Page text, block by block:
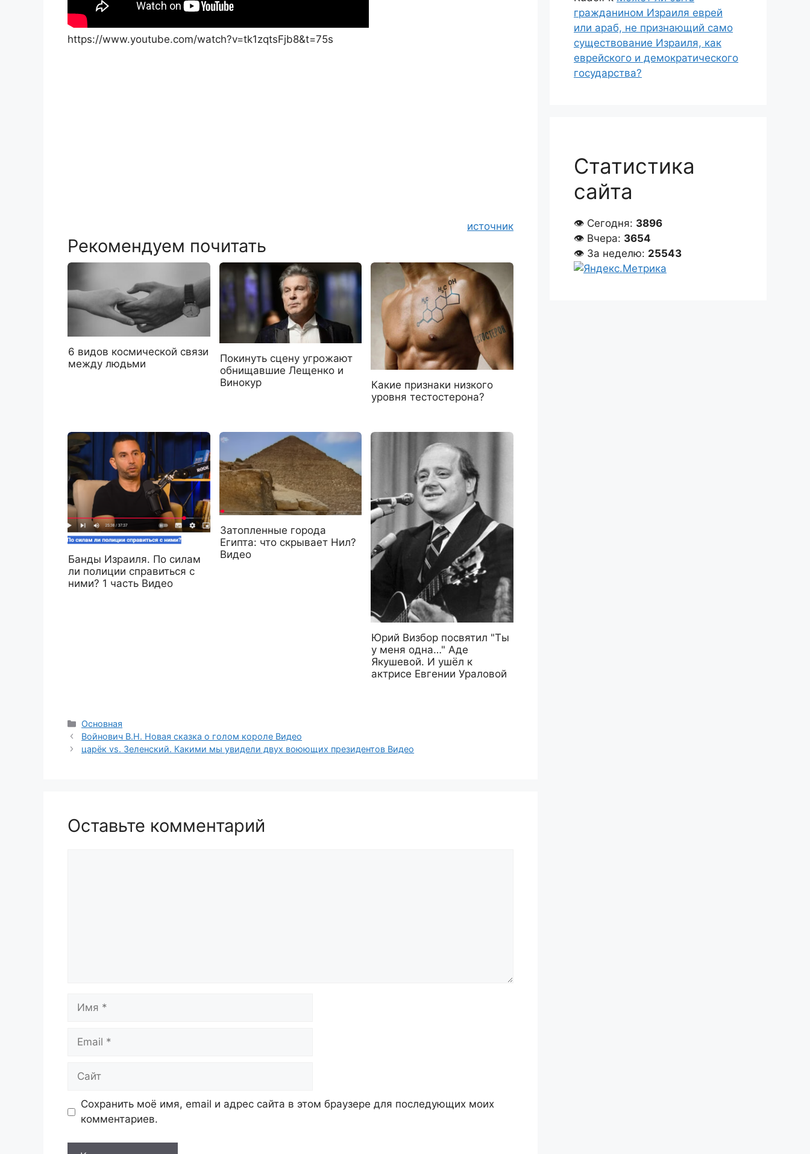
https://www.youtube.com/watch?v=tk1zqtsFjb8&t=75s
источник
Рекомендуем почитать
6 видов космической связи
между людьми
Покинуть сцену угрожают
обнищавшие Лещенко и
Винокур
Какие признаки низкого
уровня тестостерона?
Банды Израиля. По силам
ли полиции справиться с
ними? 1 часть Видео
Затопленные города
Египта: что скрывает Нил?
Видео
Юрий Визбор посвятил "Ты
у меня одна…" Аде
Якушевой. И ушёл к
актрисе Евгении Ураловой
Рубрики
Основная
Войнович В.Н. Новая сказка о голом короле Видео
царёк vs. Зеленский. Какими мы увидели двух воюющих президентов Видео
Оставьте комментарий
Имя
Email
Сайт
Сохранить моё имя, email и адрес сайта в этом браузере для последующих моих
комментариев.
гражданином Израиля еврей
или араб, не признающий само
существование Израиля, как
еврейского и демократического
государства?
Статистика
сайта
👁 Сегодня: 3896
👁 Вчера: 3654
👁 За неделю: 25543